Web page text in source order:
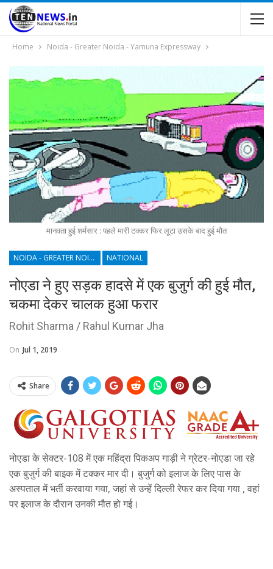
Home Noida - Greater Noida - Yamuna Expressway
मानवता हुई शर्मसार : पहले मारी टक्कर फिर लूटा उसके बाद हुई मौत
NOIDA - GREATER NOIDA - YAMUNA EXPRESSWAY NATIONAL
नोएडा ने हुए सड़क हादसे में एक बुजुर्ग की हुई मौत,
चकमा देकर चालक हुआ फरार
Rohit Sharma / Rahul Kumar Jha
On Jul 1, 2019
Share
नोएडा के सेक्टर-108 में एक महिंद्रा पिकअप गाड़ी ने ग्रेटर-नोएडा जा रहे
एक बुजुर्ग की बाइक में टक्कर मार दी। बुजुर्ग को इलाज के लिए पास के
अस्पताल में भर्ती करवाया गया, जहां से उन्हें दिल्ली रेफर कर दिया गया , वहां
पर इलाज के दौरान उनकी मौत हो गई।